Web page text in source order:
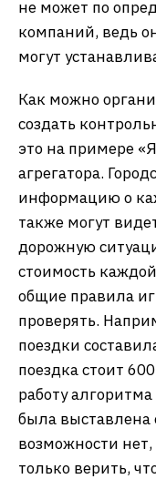
не может по
компаний, ведь
могут
Как можно
создать
это на примере
агрегатора.
информацию о
также могут
дорожную
стоимость
общие правила
проверять.
поездки
поездка стоит
работу
была выставлена
возможности нет,
только верить,